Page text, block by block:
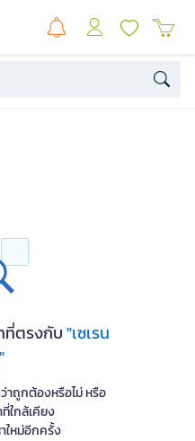
ที่ตรงกับ"เซเรน
าถูกต้องหรือไม่ หรือ
ใกล้เคียง
หม่อีกครั้ง